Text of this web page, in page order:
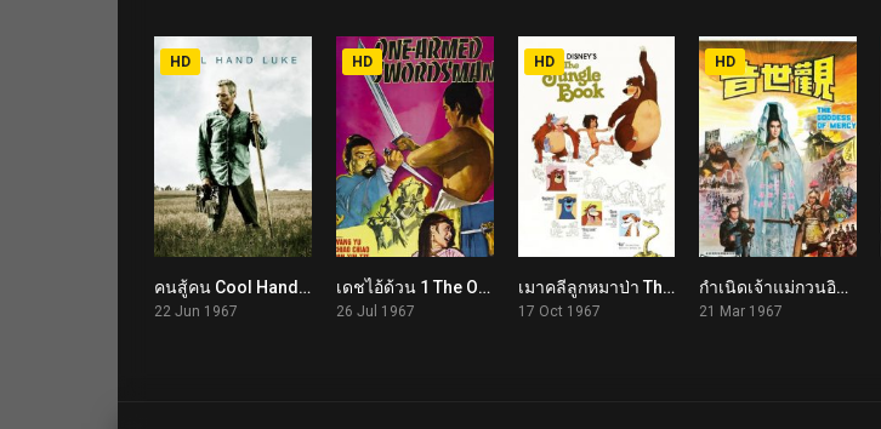
8.1
HD
คนสู้คน Cool Hand Luke (1967)
22 Jun 1967
7.4
HD
เดชไอ้ด้วน 1 The One-Armed Swordsman (1967)
26 Jul 1967
7.6
HD
เมาคลีลูกหมาป่า The Jungle Book (1967)
17 Oct 1967
6.9
HD
กำเนิดเจ้าแม่กวนอิม The Goddess of Mercy (1967)
21 Mar 1967